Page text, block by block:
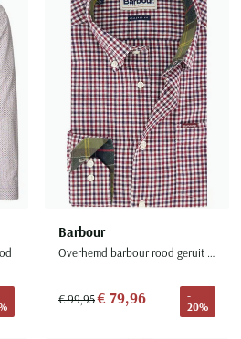
Toevoegen aan favorieten
Barbour
Overhemd barbour rood geruit katoen slim fit
€ 99,95€ 79,96
-
20%